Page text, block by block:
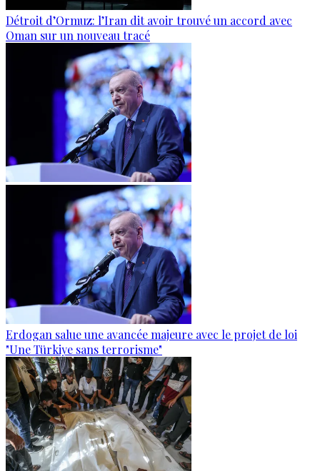
Détroit d’Ormuz: l’Iran dit avoir trouvé un accord avec
Oman sur un nouveau tracé
Erdogan salue une avancée majeure avec le projet de loi
"Une Türkiye sans terrorisme"